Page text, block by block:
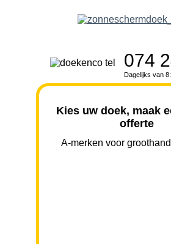
074
Dagelijks van
Kies uw doek, maak
offerte
A-merken voor